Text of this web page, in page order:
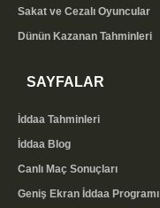
Sakat ve Cezalı Oyuncular
Dünün Kazanan Tahminleri
SAYFALAR
İddaa Tahminleri
İddaa Blog
Canlı Maç Sonuçları
Geniş Ekran İddaa Programı